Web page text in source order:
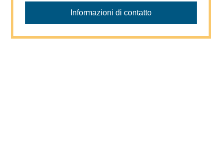
Informazioni di contatto